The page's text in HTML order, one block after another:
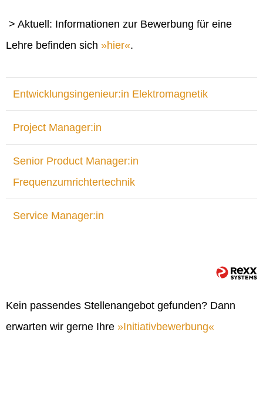
> Aktuell: Informationen zur Bewerbung für eine
Lehre befinden sich
hier .
Entwicklungsingenieur:in Elektromagnetik
Project Manager:in
Senior Product Manager:in
Frequenzumrichtertechnik
Service Manager:in
Kein passendes Stellenangebot gefunden? Dann
erwarten wir gerne Ihre
Initiativbewerbung